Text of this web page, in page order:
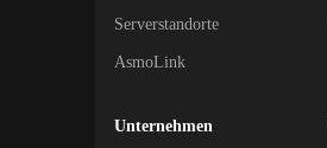
Serverstandorte
AsmoLink
Unternehmen